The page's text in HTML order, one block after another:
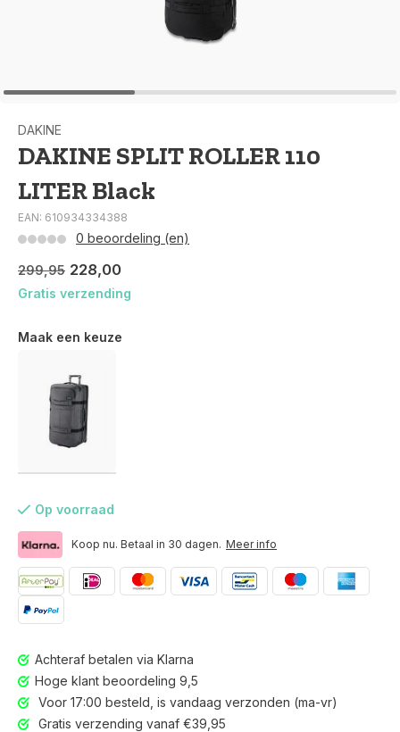
DAKINE
DAKINE SPLIT ROLLER 110
LITER Black
EAN: 610934334388
0 beoordeling (en)
299,95 228,00
Gratis verzending
Maak een keuze
Op voorraad
Koop nu. Betaal in 30 dagen. Meer info
Achteraf betalen via Klarna
Hoge klant beoordeling 9,5
Voor 17:00 besteld, is vandaag verzonden (ma-vr)
Gratis verzending vanaf €39,95